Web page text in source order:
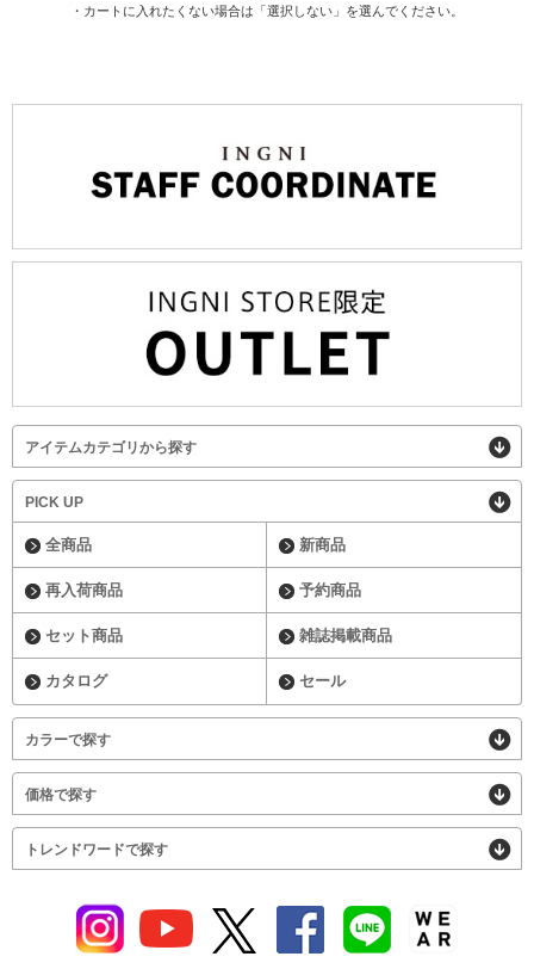
・カートに入れたくない場合は「選択しない」を選んでください。
アイテムカテゴリから探す
PICK UP
全商品 新商品
再入荷商品 予約商品
セット商品 雑誌掲載商品
カタログ セール
カラーで探す
価格で探す
トレンドワードで探す